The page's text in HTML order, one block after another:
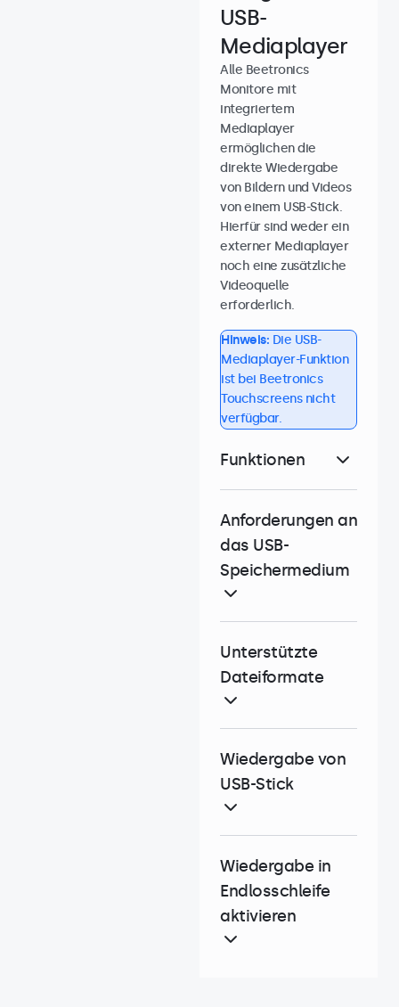
USB-
Mediaplayer
Alle Beetronics
Monitore mit
integriertem
Mediaplayer
ermöglichen die
direkte Wiedergabe
von Bildern und Videos
von einem USB-Stick.
Hierfür sind weder ein
externer Mediaplayer
noch eine zusätzliche
Videoquelle
erforderlich.
Hinweis: Die USB-
Mediaplayer-Funktion
ist bei Beetronics
Touchscreens nicht
verfügbar.
Funktionen
Anforderungen an
das USB-
Speichermedium
Unterstützte
Dateiformate
Wiedergabe von
USB-Stick
Wiedergabe in
Endlosschleife
aktivieren